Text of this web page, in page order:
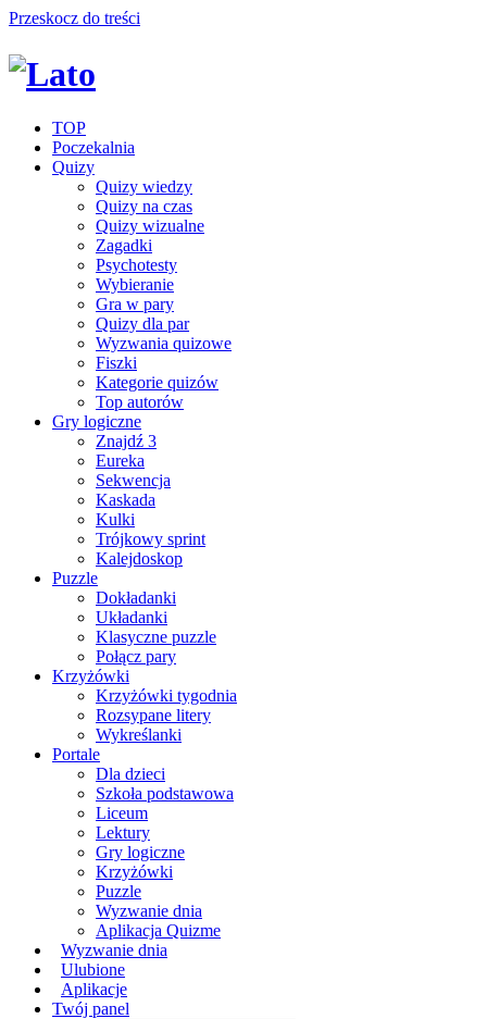
Przeskocz do treści
TOP
Poczekalnia
Quizy
Quizy wiedzy
Quizy na czas
Quizy wizualne
Zagadki
Psychotesty
Wybieranie
Gra w pary
Quizy dla par
Wyzwania quizowe
Fiszki
Kategorie quizów
Top autorów
Gry logiczne
Znajdź 3
Eureka
Sekwencja
Kaskada
Kulki
Trójkowy sprint
Kalejdoskop
Puzzle
Dokładanki
Układanki
Klasyczne puzzle
Połącz pary
Krzyżówki
Krzyżówki tygodnia
Rozsypane litery
Wykreślanki
Portale
Dla dzieci
Szkoła podstawowa
Liceum
Lektury
Gry logiczne
Krzyżówki
Puzzle
Wyzwanie dnia
Aplikacja Quizme
Wyzwanie dnia
Ulubione
Aplikacje
Twój panel